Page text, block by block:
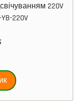
220V
220V